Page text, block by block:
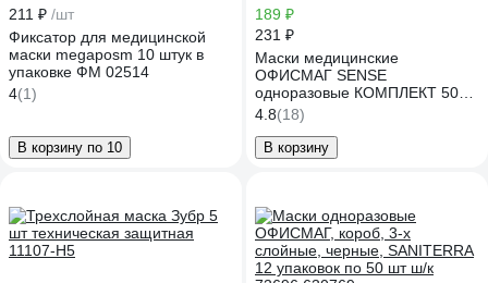
211 ₽ /шт
Фиксатор для медицинской
маски megaposm 10 штук в
упаковке ФМ 02514
4(1)
В корзину по 10
189 ₽
231 ₽
Маски медицинские
ОФИСМАГ SENSE
одноразовые КОМПЛЕКТ 50
штук короб, 3-х слойные
мелтблаун, мятная, шк 61344
631684
4.8(18)
В корзину